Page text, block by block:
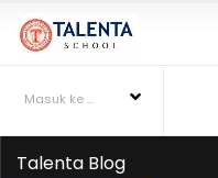
Masuk ke Talentapedia
Talenta Blog